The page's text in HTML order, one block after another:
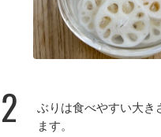
2
ぶりは食べやすい大き
ます。